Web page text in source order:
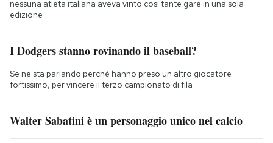
nessuna atleta italiana aveva vinto così tante gare in una sola
edizione
I Dodgers stanno rovinando il baseball?
Se ne sta parlando perché hanno preso un altro giocatore
fortissimo, per vincere il terzo campionato di fila
Walter Sabatini è un personaggio unico nel calcio